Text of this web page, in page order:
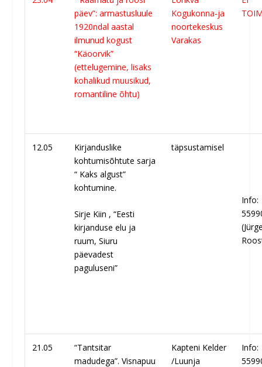
päev”: armastusluule
1920ndal aastal
ilmunud kogust
“Käoorvik”
(ettelugemine, lisaks
kohalikud muusikud,
romantiline õhtu)
Kogukonna-ja
noortekeskus
Varakas
12.05
Kirjanduslike
kohtumisõhtute sarja
“ Kaks algust”
kohtumine.
Sirje Kiin , “Eesti
kirjanduse elu ja
ruum, Siuru
päevadest
paguluseni”
täpsustamisel
Info:
21.05
“Tantsitar
madudega”. Visnapuu
Kapteni Kelder
/Luunja
Info: